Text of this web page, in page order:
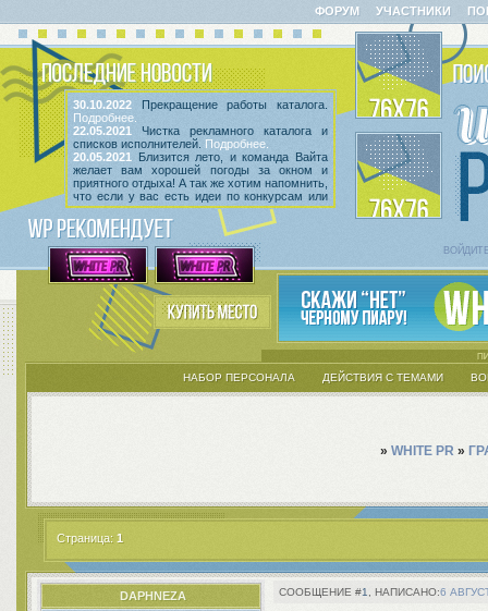
30.10.2022 Прекращение работы каталога.
Подробнее.
22.05.2021
Чистка рекламного каталога и
списков исполнителей. Подробнее.
20.05.2021
Близится лето, и команда Вайта
желает вам хорошей погоды за окном и
приятного отдыха! А так же хотим напомнить,
что если у вас есть идеи по конкурсам или
мероприятиям, вы всегда можете высказать
ихв этой теме! Так же сообщаем, что введен
срок неактивности исполнителей и их тем.
Подробнее.
НАБОР ПЕРСОНАЛА ДЕЙСТВИЯ С ТЕМАМИ
ФОРУМ УЧАСТНИКИ
» WHITE PR »
Страница: 1
1 6
DAPHNEZA